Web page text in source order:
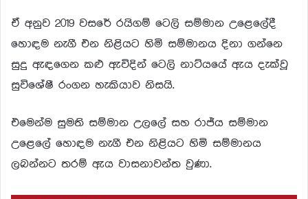
ඒ අනුව 2019 වසරේ රයිගම් ටෙලි සම්මාන උළෙලේදී
හොඳම නැගී එන නිළියට හිමි සම්මානය දිනා ගන්නෙ
සුදු ඇඳගෙන කළු ඇවිදින් ටෙලි නාට්යයේ ඇය දැක්වූ
සුවිශේෂී රංගන හැකියාව නිසයි.
එමෙන්ම සුමති සම්මාන උලලේ සහ රාජ්ය සම්මාන
උළෙලේ හොඳම නැගී එන නිළියට හිමි සම්මානය
ලබන්නට තරම් ඇය වාසනාවන්ත වුණා.